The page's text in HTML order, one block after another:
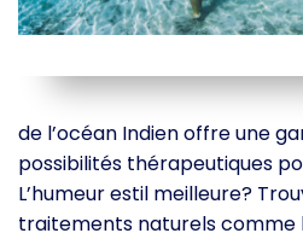
de l’océan Indien offre une
possibilités thérapeutiques
L’humeur estil meilleure?
traitements naturels comme